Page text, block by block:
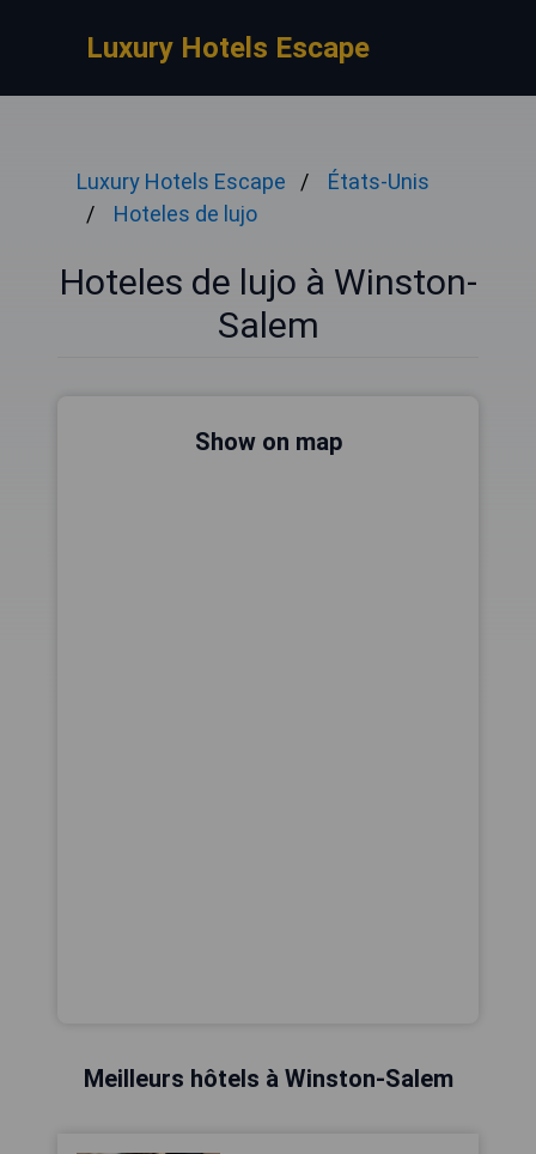
Luxury Hotels Escape
Luxury Hotels Escape
États-Unis
Hoteles de lujo
Hoteles de lujo à Winston-
Salem
Show on map
Meilleurs hôtels à Winston-Salem